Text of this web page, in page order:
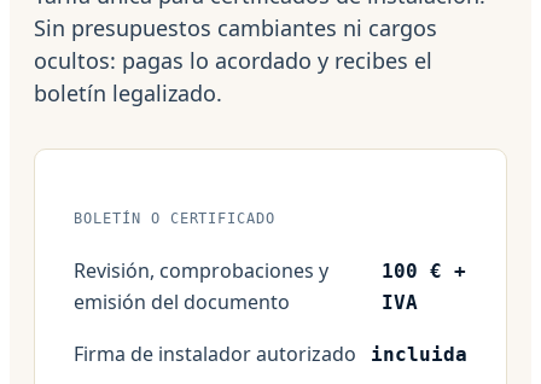
Sin presupuestos cambiantes ni cargos
ocultos: pagas lo acordado y recibes el
boletín legalizado.
BOLETÍN O CERTIFICADO
Revisión, comprobaciones y
emisión del documento
100 € +
IVA
Firma de instalador autorizado incluida